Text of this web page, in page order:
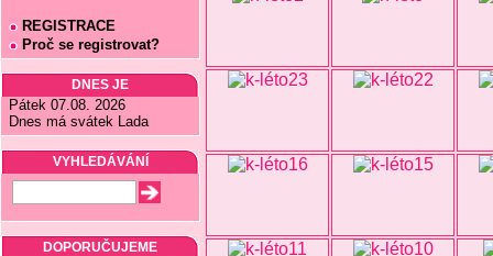
REGISTRACE
Proč se registrovat?
DNES JE
Pátek 07.08. 2026
Dnes má svátek Lada
VYHLEDÁVÁNÍ
DOPORUČUJEME